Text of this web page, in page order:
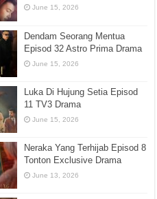
June 15, 2026
Dendam Seorang Mentua
Episod 32 Astro Prima Drama
June 15, 2026
Luka Di Hujung Setia Episod
11 TV3 Drama
June 15, 2026
Neraka Yang Terhijab Episod 8
Tonton Exclusive Drama
June 13, 2026